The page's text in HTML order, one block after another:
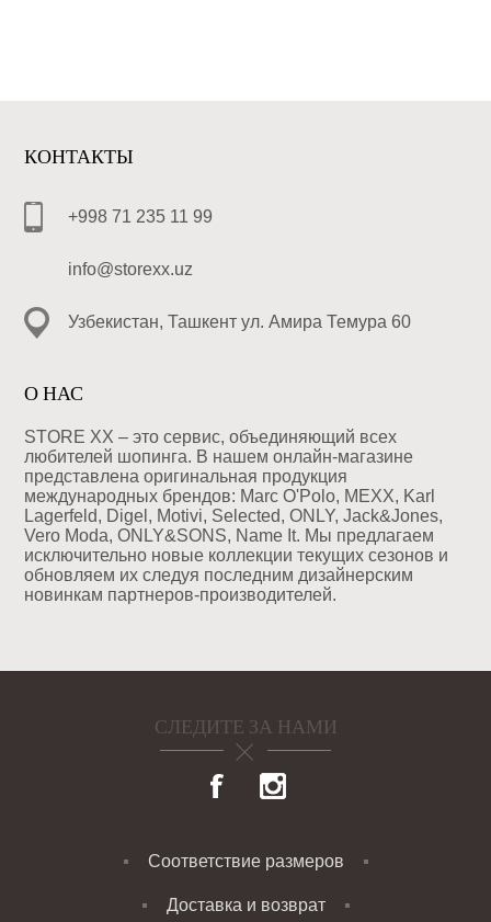
КОНТАКТЫ
+998 71 235 11 99
info@storexx.uz
Узбекистан, Ташкент ул. Амира Темура 60
О НАС
STORE XX – это сервис, объединяющий всех
любителей шопинга. В нашем онлайн-магазине
представлена оригинальная продукция
международных брендов: Marc O'Polo, MEXX, Karl
Lagerfeld, Digel, Motivi, Selected, ONLY, Jack&Jones,
Vero Moda, ONLY&SONS, Name It. Мы предлагаем
исключительно новые коллекции текущих сезонов и
обновляем их следуя последним дизайнерским
новинкам партнеров-производителей.
СЛЕДИТЕ ЗА НАМИ
Соответствие размеров
Доставка и возврат